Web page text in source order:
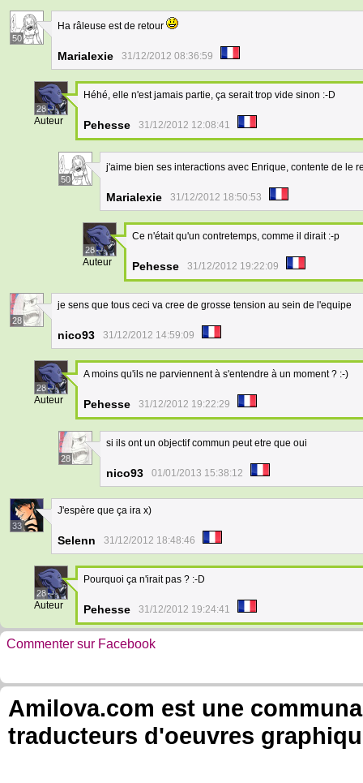
50
Ha râleuse est de retour
Marialexie 31/12/2012 08:36:59
28
Auteur
Héhé, elle n'est jamais partie, ça serait trop vide sinon :-D
Pehesse 31/12/2012 12:08:41
50
j'aime bien ses interactions avec Enrique, contente de le
Marialexie 31/12/2012 18:50:53
28
Auteur
Ce n'était qu'un contretemps, comme il dirait :-p
Pehesse 31/12/2012 19:22:09
28
je sens que tous ceci va cree de grosse tension au sein de l'equipe
nico93 31/12/2012 14:59:09
28
Auteur
A moins qu'ils ne parviennent à s'entendre à un moment ? :-)
Pehesse 31/12/2012 19:22:29
28
si ils ont un objectif commun peut etre que oui
nico93 01/01/2013 15:38:12
33
J'espère que ça ira x)
Selenn 31/12/2012 18:48:46
28
Auteur
Pourquoi ça n'irait pas ? :-D
Pehesse 31/12/2012 19:24:41
Commenter sur Facebook
Amilova.com est une
traducteurs d'oeuvres